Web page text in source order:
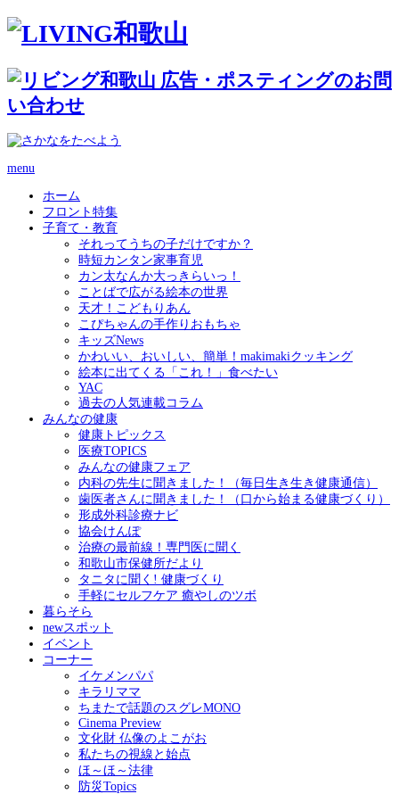
menu
ホーム
フロント特集
子育て・教育
それってうちの子だけですか？
時短カンタン家事育児
カン太なんか大っきらいっ！
ことばで広がる絵本の世界
天才！こどもりあん
こぴちゃんの手作りおもちゃ
キッズNews
かわいい、おいしい、簡単！makimakiクッキング
絵本に出てくる「これ！」食べたい
YAC
過去の人気連載コラム
みんなの健康
健康トピックス
医療TOPICS
みんなの健康フェア
内科の先生に聞きました！（毎日生き生き健康通信）
歯医者さんに聞きました！（口から始まる健康づくり）
形成外科診療ナビ
協会けんぽ
治療の最前線！専門医に聞く
和歌山市保健所だより
タニタに聞く! 健康づくり
手軽にセルフケア 癒やしのツボ
暮らそら
newスポット
イベント
コーナー
イケメンパパ
キラリママ
ちまたで話題のスグレMONO
Cinema Preview
文化財 仏像のよこがお
私たちの視線と始点
ほ～ほ～法律
防災Topics